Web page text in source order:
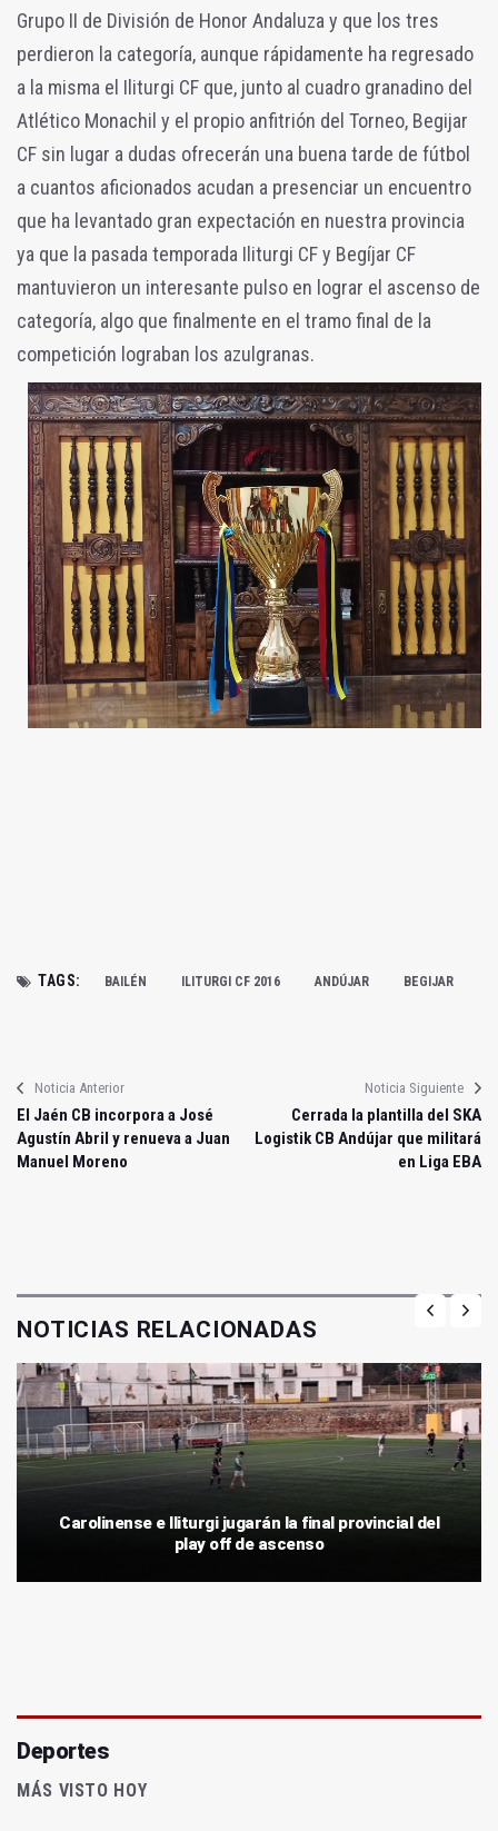
Grupo II de División de Honor Andaluza y que los tres
perdieron la categoría, aunque rápidamente ha regresado
a la misma el Iliturgi CF que, junto al cuadro granadino del
Atlético Monachil y el propio anfitrión del Torneo, Begijar
CF sin lugar a dudas ofrecerán una buena tarde de fútbol
a cuantos aficionados acudan a presenciar un encuentro
que ha levantado gran expectación en nuestra provincia
ya que la pasada temporada Iliturgi CF y Begíjar CF
mantuvieron un interesante pulso en lograr el ascenso de
categoría, algo que finalmente en el tramo final de la
competición lograban los azulgranas.
TAGS: BAILÉN ILITURGI CF 2016 ANDÚJAR BEGIJAR
Noticia Anterior
El Jaén CB incorpora a José
Agustín Abril y renueva a Juan
Manuel Moreno
Noticia Siguiente
Cerrada la plantilla del SKA
Logistik CB Andújar que militará
en Liga EBA
NOTICIAS RELACIONADAS
Carolinense e Iliturgi jugarán la final provincial del
play off de ascenso
Deportes
MÁS VISTO HOY